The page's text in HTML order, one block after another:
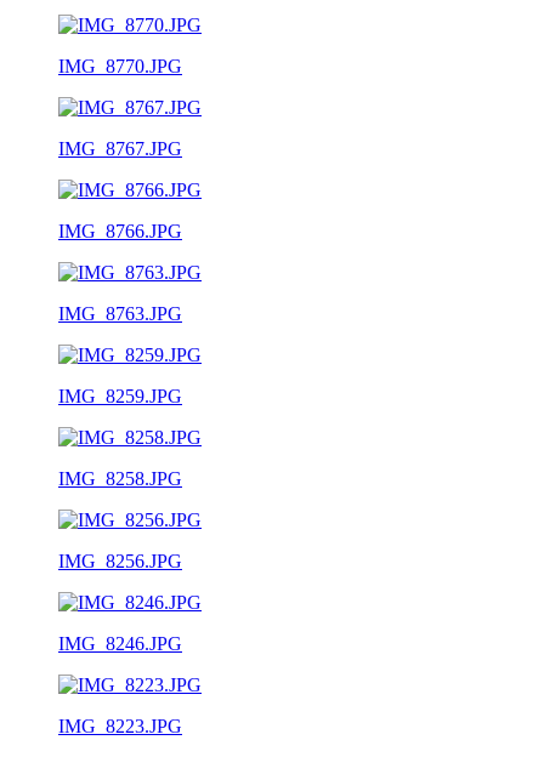
IMG_8770.JPG
IMG_8767.JPG
IMG_8766.JPG
IMG_8763.JPG
IMG_8259.JPG
IMG_8258.JPG
IMG_8256.JPG
IMG_8246.JPG
IMG_8223.JPG